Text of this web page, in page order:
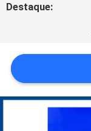
UMAS
MAPA
DO
Destaque: